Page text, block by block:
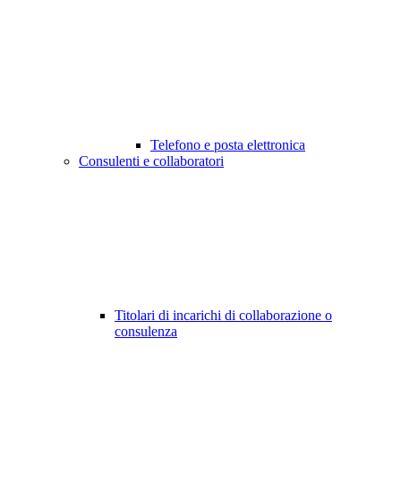
Telefono e posta elettronica
Consulenti e collaboratori
Titolari di incarichi di collaborazione o
consulenza